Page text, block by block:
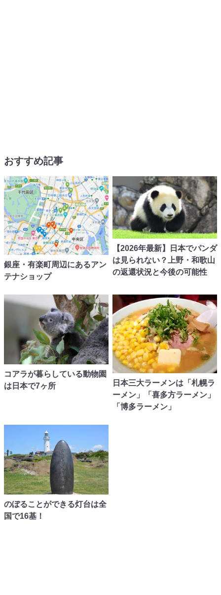
おすすめ記事
銀座・有楽町周辺にあるアン
テナショップ
【2026年最新】日本でパンダ
は見られない？上野・和歌山
の返還状況と今後の可能性
コアラが暮らしている動物園
は日本で7ヶ所
日本三大ラーメンは「札幌ラ
ーメン」「喜多方ラーメン」
「博多ラーメン」
のぼることができる灯台は全
国で16基！